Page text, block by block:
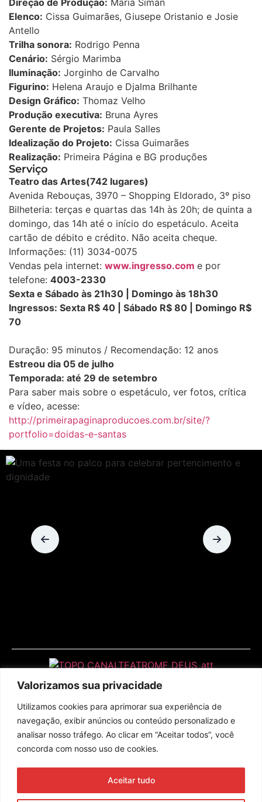
Valorizamos sua privacidade
Utilizamos cookies para aprimorar sua experiência de
navegação, exibir anúncios ou conteúdo personalizado e
analisar nosso tráfego. Ao clicar em “Aceitar todos”, você
concorda com nosso uso de cookies.
Aceitar tudo
Direção de Produção: Maria Siman
Elenco: Cissa Guimarães, Giusepe Oristanio e Josie
Antello
Trilha sonora: Rodrigo Penna
Cenário: Sérgio Marimba
Iluminação: Jorginho de Carvalho
Figurino: Helena Araujo e Djalma Brilhante
Design Gráfico: Thomaz Velho
Produção executiva: Bruna Ayres
Gerente de Projetos: Paula Salles
Idealização do Projeto: Cissa Guimarães
Realização: Primeira Página e BG produções
Serviço
Teatro das Artes(742 lugares)
Avenida Rebouças, 3970 – Shopping Eldorado, 3º piso
Bilheteria: terças e quartas das 14h às 20h; de quinta a
domingo, das 14h até o início do espetáculo. Aceita
cartão de débito e crédito. Não aceita cheque.
Informações: (11) 3034-0075
Vendas pela internet: www.ingresso.com e por
telefone: 4003-2330
Sexta e Sábado às 21h30 | Domingo às 18h30
Ingressos: Sexta R$ 40 | Sábado R$ 80 | Domingo R$
70
Duração: 95 minutos / Recomendação: 12 anos
Estreou dia 05 de julho
Temporada: até 29 de setembro
Para saber mais sobre o espetáculo, ver fotos, crítica
e vídeo, acesse:
http://primeirapaginaproducoes.com.br/site/?
portfolio=doidas-e-santas
Assine nossa newsletter